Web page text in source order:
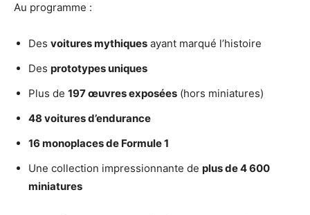
Au programme :
Des voitures mythiques ayant marqué l’histoire
Des prototypes uniques
Plus de 197 œuvres exposées (hors miniatures)
48 voitures d’endurance
16 monoplaces de Formule 1
Une collection impressionnante de plus de 4 600
miniatures